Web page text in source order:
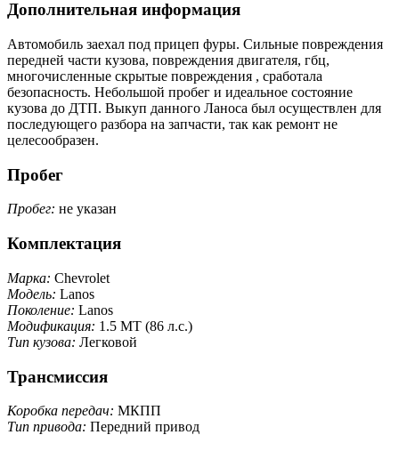
Дополнительная информация
Автомобиль заехал под прицеп фуры. Сильные повреждения
передней части кузова, повреждения двигателя, гбц,
многочисленные скрытые повреждения , сработала
безопасность. Небольшой пробег и идеальное состояние
кузова до ДТП. Выкуп данного Ланоса был осуществлен для
последующего разбора на запчасти, так как ремонт не
целесообразен.
Пробег
Пробег: не указан
Комплектация
Марка: Chevrolet
Модель: Lanos
Поколение: Lanos
Модификация: 1.5 MT (86 л.с.)
Тип кузова: Легковой
Трансмиссия
Коробка передач: МКПП
Тип привода: Передний привод